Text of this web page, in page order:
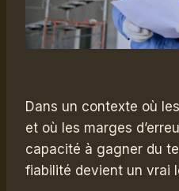
Dans un contexte où
et où les marges
capacité à gagner du
fiabilité devient un vrai